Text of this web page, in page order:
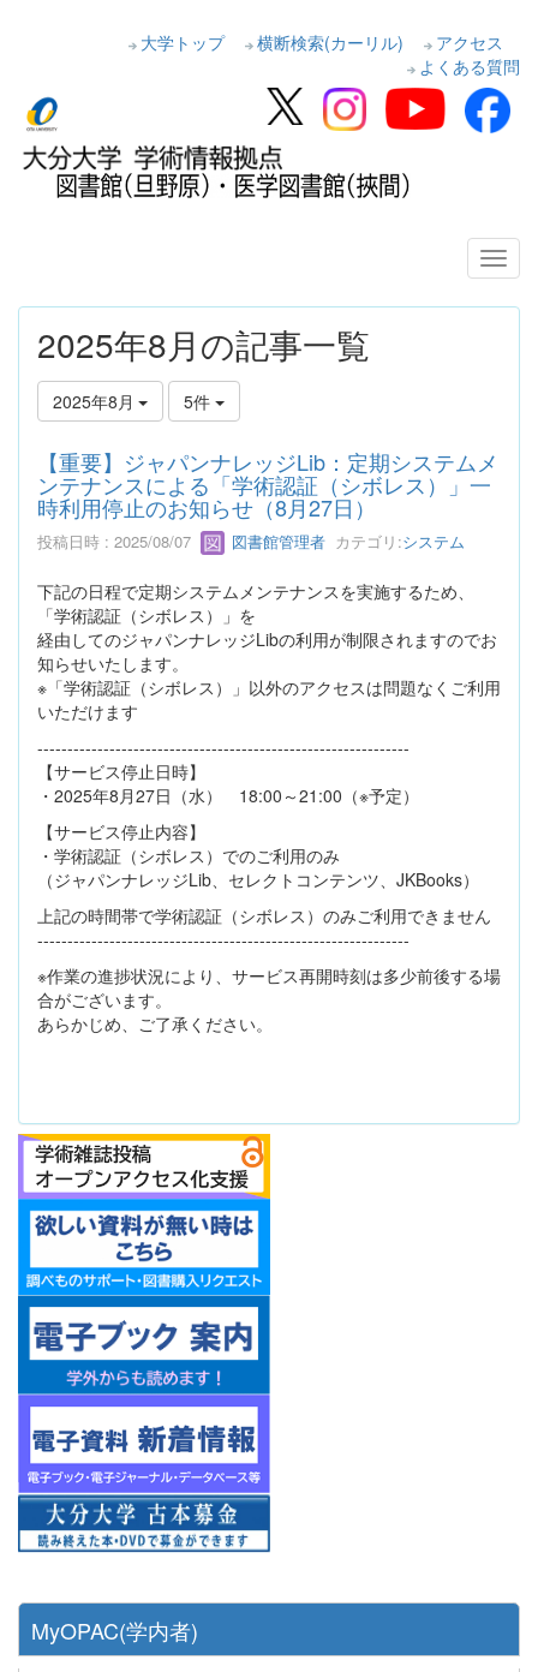
大学トップ 横断検索(カーリル)
アクセス
よくある質問
2025年8月の記事一覧
2025年8月 5件
【重要】ジャパンナレッジLib：定期システムメ
ンテナンスによる「学術認証（シボレス）」一
時利用停止のお知らせ（8月27日）
投稿日時 : 2025/08/07 図書館管理者 カテゴリ:システム
下記の日程で定期システムメンテナンスを実施するため、
「学術認証（シボレス）」を
経由してのジャパンナレッジLibの利用が制限されますのでお
知らせいたします。
※「学術認証（シボレス）」以外のアクセスは問題なくご利用
いただけます
--------------------------------------------------------------
【サービス停止日時】
・2025年8月27日（水） 18:00～21:00（※予定）
【サービス停止内容】
・学術認証（シボレス）でのご利用のみ
（ジャパンナレッジLib、セレクトコンテンツ、JKBooks）
上記の時間帯で学術認証（シボレス）のみご利用できません
--------------------------------------------------------------
※作業の進捗状況により、サービス再開時刻は多少前後する場
合がございます。
あらかじめ、ご了承ください。
MyOPAC(学内者)